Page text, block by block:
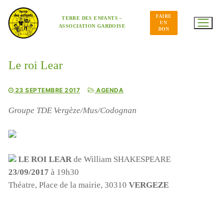
contenu
TERRE DES ENFANTS –
ASSOCIATION GARDOISE
FAIRE
UN
DON
Le roi Lear
23 SEPTEMBRE 2017 AGENDA
Groupe TDE Vergèze/Mus/Codognan
LE ROI LEARde William SHAKESPEARE
23/09/2017 à 19h30
Théatre, Place de la mairie, 30310 VERGEZE